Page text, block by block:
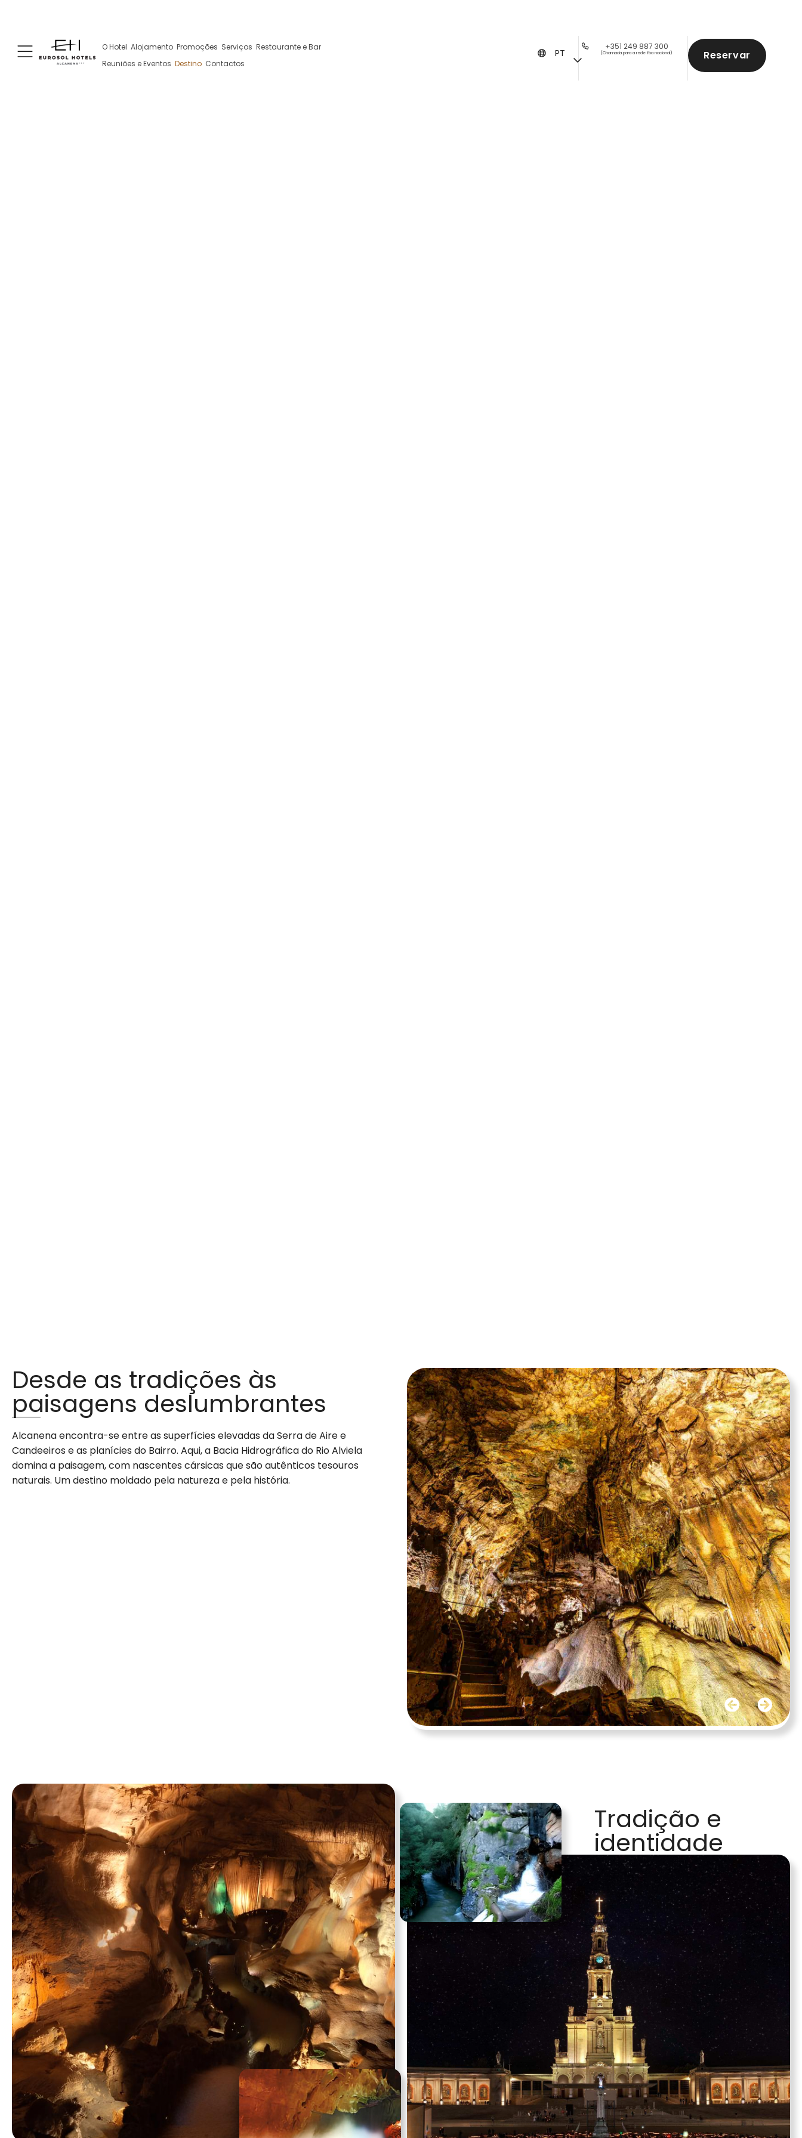
+351 249 887 300
(Chamada para a rede fixa nacional)
(Contacto via WhatsApp, pode implicar
O Hotel Alojamento Promoções Serviços Restaurante e Bar
Reuniões e Eventos Destino Contactos
Reservar
+351 249 887 300
(Chamada para a rede fixa nacional)
PT
Alcanena: Uma terra de história e natureza
Desde as tradições às
paisagens deslumbrantes
Alcanena encontra-se entre as superfícies elevadas da Serra de Aire e
Candeeiros e as planícies do Bairro. Aqui, a Bacia Hidrográfica do Rio Alviela
domina a paisagem, com nascentes cársicas que são autênticos tesouros
naturais. Um destino moldado pela natureza e pela história.
Tradição e
identidade